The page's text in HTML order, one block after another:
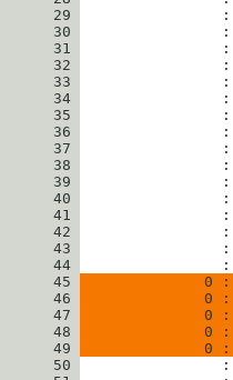
      29
      30
                :
      31
                :
      32
                :
      33
                :
      34
                :
      35
                :
      36
                :
      37
                :
      38
                :
      39
      40
                :
      41
                :
      42
                :
      43
                :
      44
                :
      45
              0 :
      46
              0 :
      47
              0 :
      48
              0 :
      49
              0 :
      50